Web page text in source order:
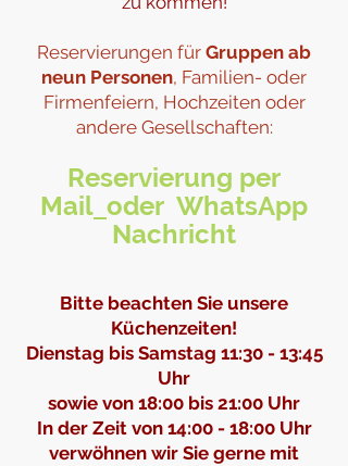
Reservierungen für Gruppen ab
neun Personen, Familien- oder
Firmenfeiern, Hochzeiten oder
andere Gesellschaften:
Reservierung per
Mail oder WhatsApp
Nachricht
Bitte beachten Sie unsere
Küchenzeiten!
Dienstag bis Samstag 11:30 - 13:45
Uhr
sowie von 18:00 bis 21:00 Uhr
In der Zeit von 14:00 - 18:00 Uhr
verwöhnen wir Sie gerne mit